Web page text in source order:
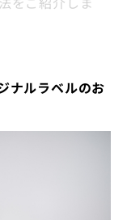
をご紹介しま
ナルラベルのお